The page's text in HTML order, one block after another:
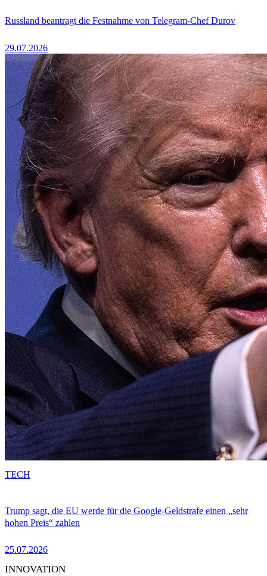
Russland beantragt die Festnahme von Telegram-Chef Durov
29.07.2026
Trump sagt, die EU werde für die Google-Geldstrafe einen „sehr
hohen Preis“ zahlen
25.07.2026
TECH
INNOVATION